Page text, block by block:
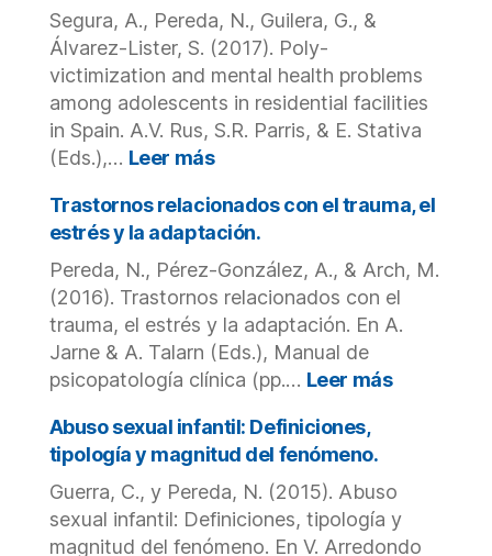
en
una
muestra
comunitaria
de
adolescentes
españoles.
Segura, A., Pereda, N., Guilera, G., &
Álvarez-Lister, S. (2017). Poly-
victimization and mental health problems
among adolescents in residential facilities
in Spain. A.V. Rus, S.R. Parris, & E. Stativa
(Eds.),… Leer más:
victimization
and
health
problems
among
adolescents
in
residential
facilities
in
Spain.
Trastornos relacionados con el trauma, el
estrés y la adaptación.
Pereda, N., Pérez-González, A., & Arch, M.
(2016). Trastornos relacionados con el
trauma, el estrés y la adaptación. En A.
Jarne & A. Talarn (Eds.), Manual de
psicopatología clínica (pp.… Leer más:
trauma,
el
estrés
Abuso sexual infantil: Definiciones,
tipología y magnitud del fenómeno.
Guerra, C., y Pereda, N. (2015). Abuso
sexual infantil: Definiciones, tipología y
magnitud del fenómeno. En V. Arredondo